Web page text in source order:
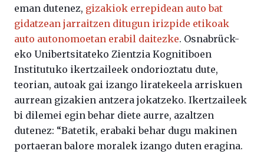
eman dutenez, gizakiok errepidean auto bat
gidatzean jarraitzen ditugun irizpide etikoak
auto autonomoetan erabil daitezke. Osnabrück-
eko Unibertsitateko Zientzia Kognitiboen
Institutuko ikertzaileek ondorioztatu dute,
teorian, autoak gai izango liratekeela arriskuen
aurrean gizakien antzera jokatzeko. Ikertzaileek
bi dilemei egin behar diete aurre, azaltzen
dutenez: “Batetik, erabaki behar dugu makinen
portaeran balore moralek izango duten eragina.